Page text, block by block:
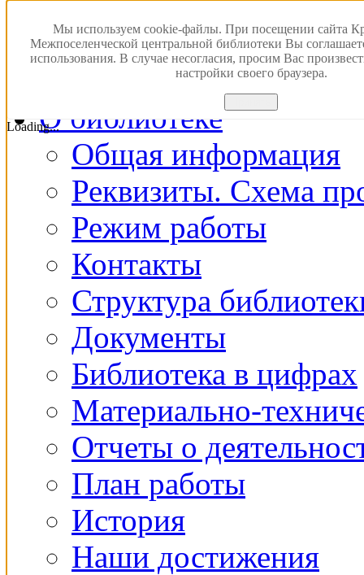
Мы используем cookie-файлы. При посещении сайта
Межпоселенческой центральной библиотеки Вы
использования. В случае несогласия, просим Вас
настройки своего браузера.
Loading...
Версия для
О библиотеке
Общая информация
Реквизиты. Схема
Режим работы
Контакты
Структура
Документы
Библиотека в цифрах
Материально-
Отчеты о
План работы
История
Наши достижения